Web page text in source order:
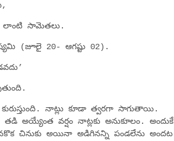
లాంటి సామెతలు.
(జూలై 20- ఆగష్టు 02).
నాట్లు కూడా త్వరగా సాగుతాయి.
తడి అయ్యేంత వర్షం నాట్లకు అనుకూలం. అందుకే
చినుకు అయినా అడిగినన్ని పండలేను అందట